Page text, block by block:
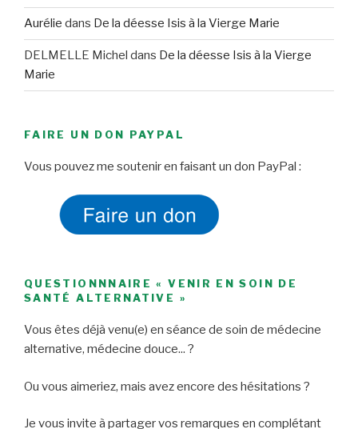
Aurélie dans De la déesse Isis à la Vierge Marie
DELMELLE Michel dans De la déesse Isis à la Vierge
Marie
FAIRE UN DON PAYPAL
Vous pouvez me soutenir en faisant un don PayPal :
QUESTIONNNAIRE « VENIR EN SOIN DE
SANTÉ ALTERNATIVE »
Vous êtes déjà venu(e) en séance de soin de médecine
alternative, médecine douce... ?
Ou vous aimeriez, mais avez encore des hésitations ?
Je vous invite à partager vos remarques en complétant